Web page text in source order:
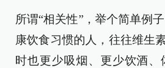
所谓“相关性”，举个简单例
康饮食习惯的人，往往维生
时也更少吸烟、更少饮酒